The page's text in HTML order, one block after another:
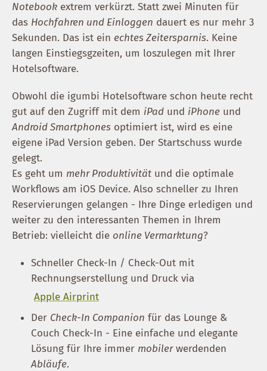
Notebook extrem verkürzt. Statt zwei Minuten für
das Hochfahren und Einloggen dauert es nur mehr 3
Sekunden. Das ist ein echtes Zeitersparnis. Keine
langen Einstiegsgzeiten, um loszulegen mit Ihrer
Hotelsoftware.
Obwohl die igumbi Hotelsoftware schon heute recht
gut auf den Zugriff mit dem iPad und iPhone und
Android Smartphones optimiert ist, wird es eine
eigene iPad Version geben. Der Startschuss wurde
gelegt.
Es geht um mehr Produktivität und die optimale
Workflows am iOS Device. Also schneller zu Ihren
Reservierungen gelangen - Ihre Dinge erledigen und
weiter zu den interessanten Themen in Ihrem
Betrieb: vielleicht die online Vermarktung?
Schneller Check-In / Check-Out mit
Rechnungserstellung und Druck via
Apple Airprint
Der Check-In Companion für das Lounge &
Couch Check-In - Eine einfache und elegante
Lösung für Ihre immer mobilerwerdenden
Abläufe.